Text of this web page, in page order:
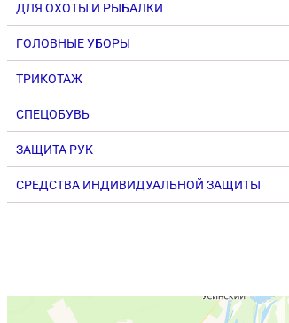
ДЛЯ ОХОТЫ И РЫБАЛКИ
ГОЛОВНЫЕ УБОРЫ
ТРИКОТАЖ
СПЕЦОБУВЬ
ЗАЩИТА РУК
СРЕДСТВА ИНДИВИДУАЛЬНОЙ ЗАЩИТЫ